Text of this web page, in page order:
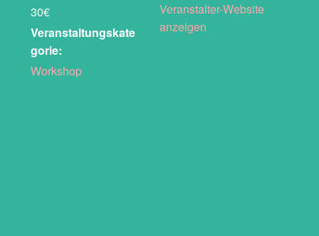
30€
Veranstaltungskate
gorie:
Workshop
Veranstalter-Website
anzeigen